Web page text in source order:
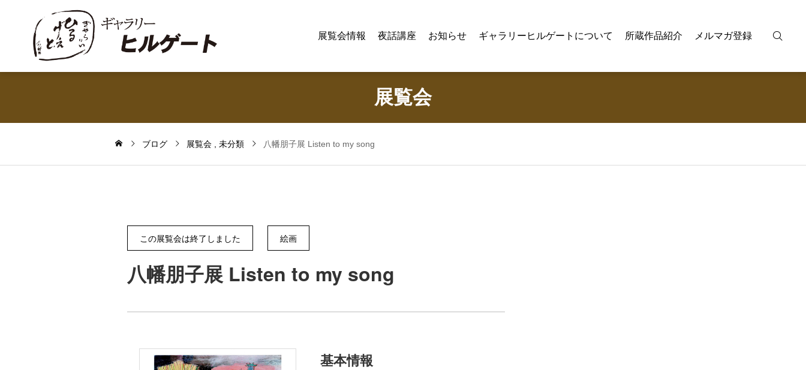
展覧会情報 夜話講座 お知らせ ギャラリーヒルゲートについて 所蔵作品紹介 メルマガ登録
展覧会
ブログ 展覧会 未分類 八幡朋子展 Listen to my song
この展覧会は終了しました 絵画
八幡朋子展 Listen to my song
基本情報